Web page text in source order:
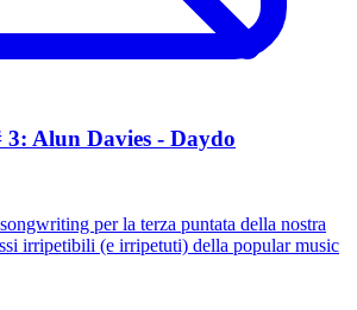
3: Alun Davies - Daydo
per la terza puntata della nostra
irripetibili (e irripetuti) della popular music